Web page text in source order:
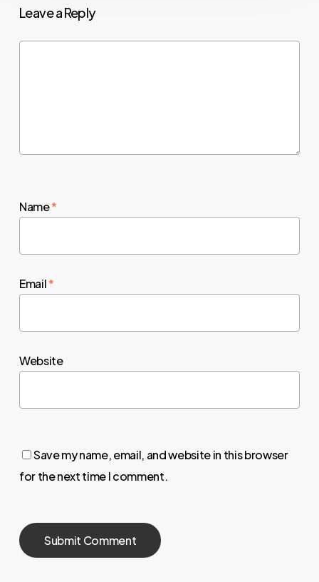
Leave a Reply
Name*
Email*
Website
Save my name, email, and website in this browser
for the next time I comment.